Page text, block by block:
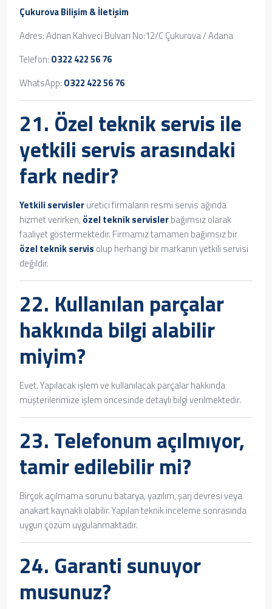
Çukurova Bilişim & İletişim
Adres: Adnan Kahveci Bulvarı No:12/C Çukurova / Adana
Telefon: 0 322 422 56 76
WhatsApp: 0 322 422 56 76
21. Özel teknik servis ile
yetkili servis arasındaki
fark nedir?
Yetkili servislerüretici firmaların resmi servis ağında
hizmet verirken, özel teknik servislerbağımsız olarak
faaliyet göstermektedir. Firmamız tamamen bağımsız bir
özel teknik servis olup herhangi bir markanın yetkili servisi
değildir.
22. Kullanılan parçalar
hakkında bilgi alabilir
miyim?
Evet. Yapılacak işlem ve kullanılacak parçalar hakkında
müşterilerimize işlem öncesinde detaylı bilgi verilmektedir.
23. Telefonum açılmıyor,
tamir edilebilir mi?
Birçok açılmama sorunu batarya, yazılım, şarj devresi veya
anakart kaynaklı olabilir. Yapılan teknik inceleme sonrasında
uygun çözüm uygulanmaktadır.
24. Garanti sunuyor
musunuz?